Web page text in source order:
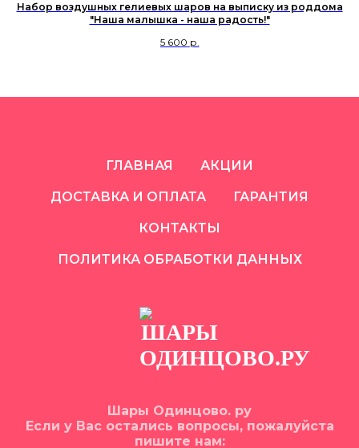
Набор воздушных гелиевых шаров на выписку из роддома
"Наша малышка - наша радость!"
5 600 р.
ГЛАВНАЯ АКЦИИ
ДОСТАВКА И ОПЛАТА ГАРАНТИЯ
КОНТАКТЫ
ПОЛИТИКА ОБРАБОТКИ ДАННЫХ
Шары Одинцово. ру
Если у Вас остались вопросы, пожалуйста
пишите нам: